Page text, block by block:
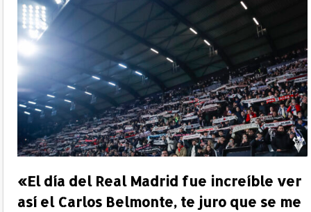
«El día del Real Madrid fue increíble ver
así el Carlos Belmonte, te juro que se me